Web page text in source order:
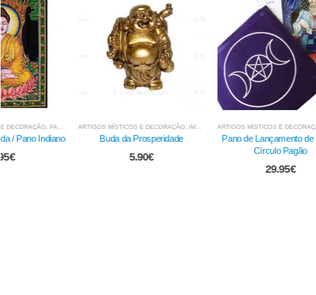
ARTIGOS MÍSTICOS E DECORAÇÃO ,IMAGENS - INDIANAS, ORIENTAIS... ,MEDALHAS, TALISMÃS E
Buda da Prosperidade
ARTIGOS MÍSTICOS E DECORAÇÃO ,BARALHOS DE TAROT E ADIVINHAÇÃO
Pano de Lançamento de Tarot -
ARTIGOS
Pano